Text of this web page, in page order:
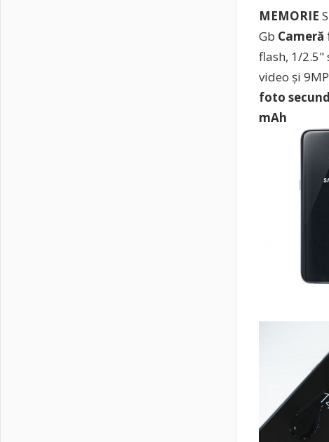
MEMORIE
Gb
flash, 1/2.5"
video și
foto
mAh